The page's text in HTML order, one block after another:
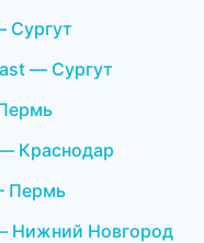
Сургут
— Сургут
Краснодар
Пермь
Нижний Новгород